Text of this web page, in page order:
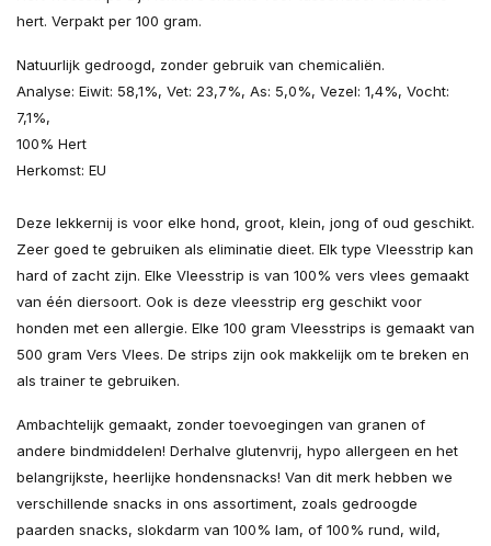
hert. Verpakt per 100 gram.
Natuurlijk gedroogd, zonder gebruik van chemicaliën.
Analyse: Eiwit: 58,1%, Vet: 23,7%, As: 5,0%, Vezel: 1,4%, Vocht:
7,1%,
100% Hert
Herkomst: EU
Deze lekkernij is voor elke hond, groot, klein, jong of oud geschikt.
Zeer goed te gebruiken als eliminatie dieet. Elk type Vleesstrip kan
hard of zacht zijn. Elke Vleesstrip is van 100% vers vlees gemaakt
van één diersoort. Ook is deze vleesstrip erg geschikt voor
honden met een allergie. Elke 100 gram Vleesstrips is gemaakt van
500 gram Vers Vlees. De strips zijn ook makkelijk om te breken en
als trainer te gebruiken.
Ambachtelijk gemaakt, zonder toevoegingen van granen of
andere bindmiddelen! Derhalve glutenvrij, hypo allergeen en het
belangrijkste, heerlijke hondensnacks! Van dit merk hebben we
verschillende snacks in ons assortiment, zoals gedroogde
paarden snacks, slokdarm van 100% lam, of 100% rund, wild,